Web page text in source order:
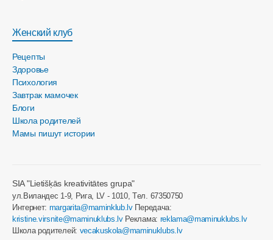
Женский клуб
Рецепты
Здоровье
Психология
Завтрак мамочек
Блоги
Школа родителей
Мамы пишут истории
SIA "Lietišķās kreativitātes grupa"
ул.Виландес 1-9, Рига, LV - 1010, Tел. 67350750
Интернет: margarita@maminklub.lvПередача:
kristine.virsnite@maminuklubs.lvРеклама: reklama@maminuklubs.lv
Школа родителей: vecakuskola@maminuklubs.lv